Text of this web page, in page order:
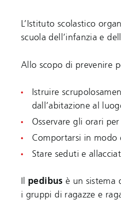
L’Istituto scolastico
scuola dell’infanzia e
Allo scopo di prevenire
Istruire
dall’abitazione al
Osservare gli orari
Comportarsi in modo
Stare seduti e
Il pedibus è un sistema
i gruppi di ragazze e